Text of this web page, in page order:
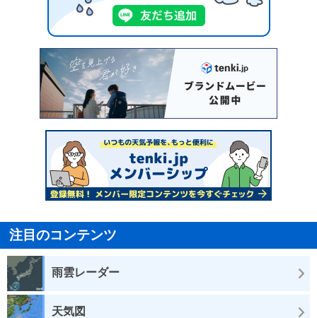
注目のコンテンツ
雨雲レーダー
天気図